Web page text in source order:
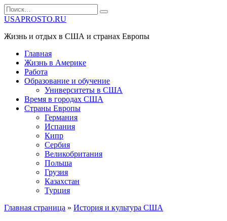
Перейти
к
Search
for:
USAPROSTO.RU
Жизнь и отдых в США и странах Европы
Главная
Жизнь в Америке
Работа
Образование и обучение
Университеты в США
Время в городах США
Страны Европы
Германия
Испания
Кипр
Сербия
Великобритания
Польша
Грузия
Казахстан
Турция
Главная страница » История и культура США